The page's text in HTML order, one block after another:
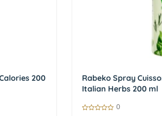
200
Rabeko Spray
Italian Herbs 200 ml
0